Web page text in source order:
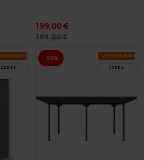
199,00 €
389,00 €
IZ­SKA­ŅA
LĪDZ 9.8.
-39% VA­SA­RAS IZ­SKA­ŅA
LĪDZ 9.8.